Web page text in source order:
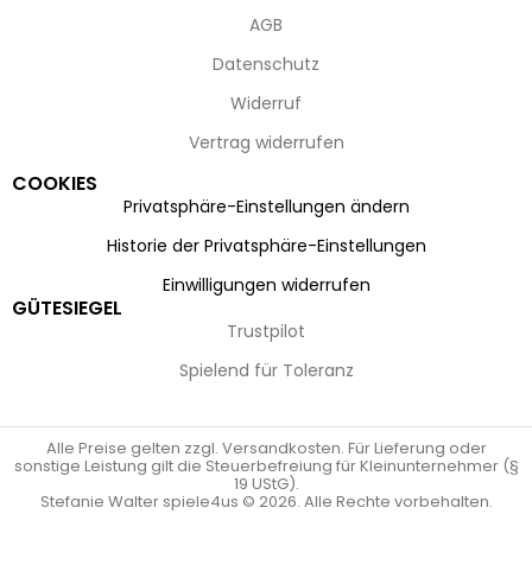
AGB
Datenschutz
Widerruf
Vertrag widerrufen
COOKIES
Privatsphäre-Einstellungen ändern
Historie der Privatsphäre-Einstellungen
Einwilligungen widerrufen
GÜTESIEGEL
Trustpilot
Spielend für Toleranz
Alle Preise gelten zzgl. Versandkosten. Für Lieferung oder
sonstige Leistung gilt die Steuerbefreiung für Kleinunternehmer (§
19 UStG).
Stefanie Walter spiele4us © 2026. Alle Rechte vorbehalten.